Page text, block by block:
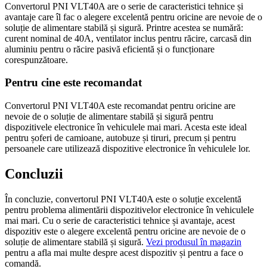
Convertorul PNI VLT40A are o serie de caracteristici tehnice și
avantaje care îl fac o alegere excelentă pentru oricine are nevoie de o
soluție de alimentare stabilă și sigură. Printre acestea se numără:
curent nominal de 40A, ventilator inclus pentru răcire, carcasă din
aluminiu pentru o răcire pasivă eficientă și o funcționare
corespunzătoare.
Pentru cine este recomandat
Convertorul PNI VLT40A este recomandat pentru oricine are
nevoie de o soluție de alimentare stabilă și sigură pentru
dispozitivele electronice în vehiculele mai mari. Acesta este ideal
pentru șoferi de camioane, autobuze și tiruri, precum și pentru
persoanele care utilizează dispozitive electronice în vehiculele lor.
Concluzii
În concluzie, convertorul PNI VLT40A este o soluție excelentă
pentru problema alimentării dispozitivelor electronice în vehiculele
mai mari. Cu o serie de caracteristici tehnice și avantaje, acest
dispozitiv este o alegere excelentă pentru oricine are nevoie de o
soluție de alimentare stabilă și sigură. Vezi produsul în magazin
pentru a afla mai multe despre acest dispozitiv și pentru a face o
comandă.